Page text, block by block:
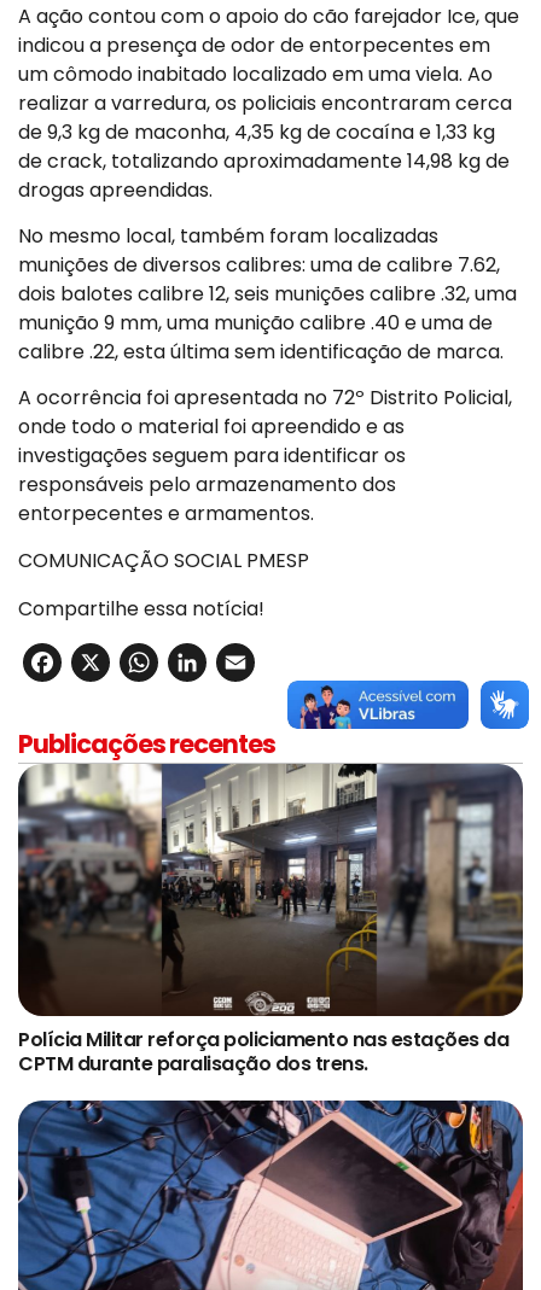
A ação contou com o apoio do cão farejador Ice, que
indicou a presença de odor de entorpecentes em
um cômodo inabitado localizado em uma viela. Ao
realizar a varredura, os policiais encontraram cerca
de 9,3 kg de maconha, 4,35 kg de cocaína e 1,33 kg
de crack, totalizando aproximadamente 14,98 kg de
drogas apreendidas.
No mesmo local, também foram localizadas
munições de diversos calibres: uma de calibre 7.62,
dois balotes calibre 12, seis munições calibre .32, uma
munição 9 mm, uma munição calibre .40 e uma de
calibre .22, esta última sem identificação de marca.
A ocorrência foi apresentada no 72º Distrito Policial,
onde todo o material foi apreendido e as
investigações seguem para identificar os
responsáveis pelo armazenamento dos
entorpecentes e armamentos.
COMUNICAÇÃO SOCIAL PMESP
Compartilhe essa notícia!
Facebook
X WhatsApp
LinkedIn
Publicações recentes
Polícia Militar reforça policiamento nas estações da
CPTM durante paralisação dos trens.